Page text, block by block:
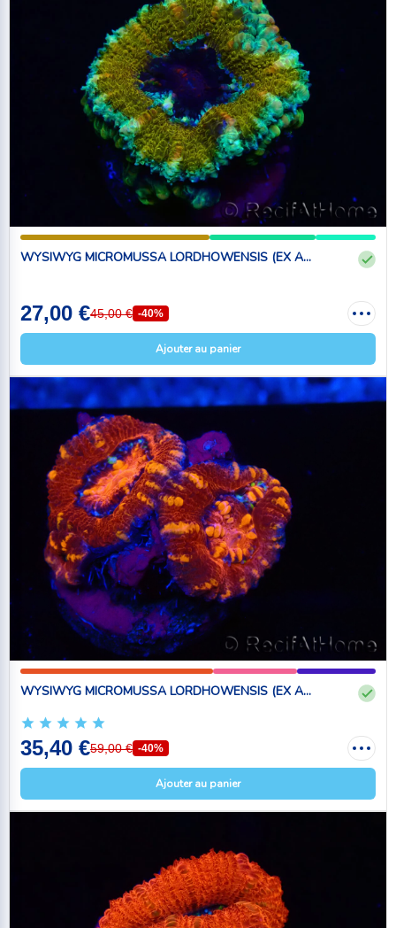
WYSIWYG MICROMUSSA LORDHOWENSIS (EX A...
27,00 €45,00 € -40%
Ajouter au panier
WYSIWYG MICROMUSSA LORDHOWENSIS (EX A...
35,40 €59,00 € -40%
Ajouter au panier